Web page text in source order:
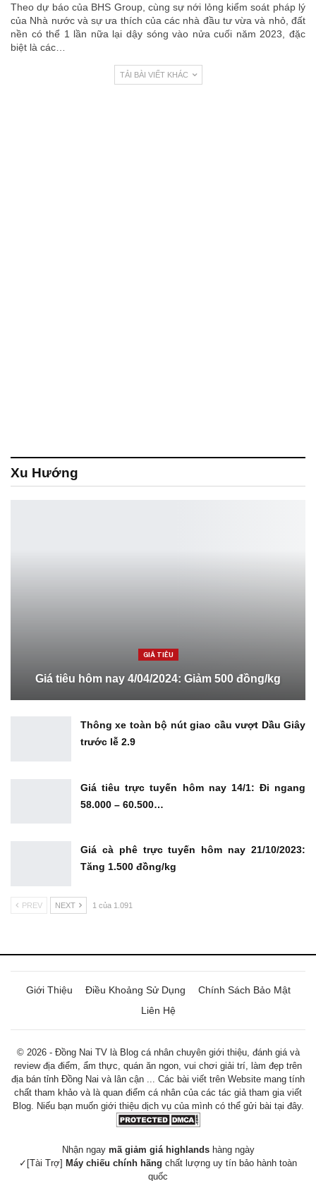
Theo dự báo của BHS Group, cùng sự nới lỏng kiểm soát pháp lý
của Nhà nước và sự ưa thích của các nhà đầu tư vừa và nhỏ, đất
nền có thể 1 lần nữa lại dậy sóng vào nửa cuối năm 2023, đặc
biệt là các…
TẢI BÀI VIẾT KHÁC
Xu Hướng
GIÁ TIÊU
Giá tiêu hôm nay 4/04/2024: Giảm 500 đồng/kg
Thông xe toàn bộ nút giao cầu vượt Dầu Giây
trước lễ 2.9
Giá tiêu trực tuyến hôm nay 14/1: Đi ngang
58.000 – 60.500…
Giá cà phê trực tuyến hôm nay 21/10/2023:
Tăng 1.500 đồng/kg
PREV NEXT 1 của 1.091
Giới Thiệu Điều Khoảng Sử Dụng
Chính Sách Bảo Mật
Liên Hệ
© 2026 - Đồng Nai TV là Blog cá nhân chuyên giới thiệu, đánh giá và
review địa điểm, ẩm thực, quán ăn ngon, vui chơi giải trí, làm đẹp trên
địa bán tỉnh Đồng Nai và lân cận ... Các bài viết trên Website mang tính
chất tham khảo và là quan điểm cá nhân của các tác giả tham gia viết
Blog. Niếu bạn muốn giới thiệu dịch vụ của mình có thể gửi bài tại đây.
Nhận ngay mã giảm giá highlandshàng ngày
✓[Tài Trợ] Máy chiếu chính hãng chất lượng uy tín bảo hành toàn
quốc